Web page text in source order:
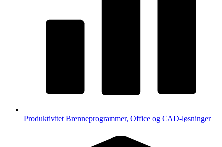
Produktivitet Brenneprogrammer, Office og CAD-løsninger